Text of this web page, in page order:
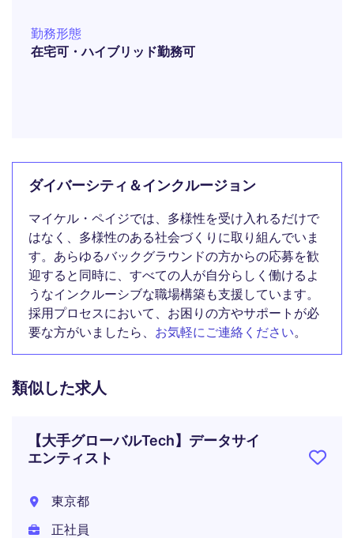
勤務形態
在宅可・ハイブリッド勤務可
ダイバーシティ＆インクルージョン
マイケル・ペイジでは、多様性を受け入れるだけで
はなく、多様性のある社会づくりに取り組んでいま
す。あらゆるバックグラウンドの方からの応募を歓
迎すると同時に、すべての人が自分らしく働けるよ
うなインクルーシブな職場構築も支援しています。
採用プロセスにおいて、お困りの方やサポートが必
要な方がいましたら、 お気軽にご連絡ください。
類似した求人
【大手グローバルTech】データサイ
エンティスト
東京都
正社員